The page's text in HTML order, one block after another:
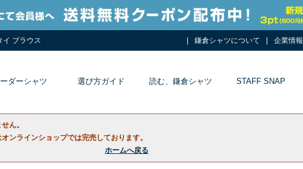
イ ブラウス 鎌倉シャツについて 企業情報
ダーシャツ 選び方ガイド 読む、鎌倉シャツ STAFF SNAP
ん。
ンラインショップでは完売しております。
ホームへ戻る